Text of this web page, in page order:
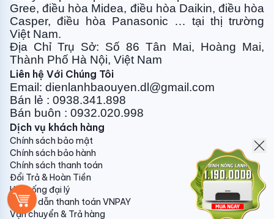
THIẾT KẾ ĐƠN GIẢN SANG TRỌNG
Điều hòa TCL
treo tườngdòng KDS Series với thiết
kế nhỏ gọn dễ dàng lắp đặt ở điều kiện không gian
hẹp. Với những đường nét đơn giản và hài hòa mang
đến vẻ đẹp trẻ trung, hiện đại cho sản phẩm.
QUẠT GIÓ NHIỀU CẤP ĐỘ
Hệ thống quạt đảo gió cực mạnh, các cánh quạt dài
hơn, vận hành êm ái hơn với nhiều lựa chọn từ nhẹ nhất
đến cực mạnh (chưa bao gồm chế độ Làm lạnh nhanh
Turbo).
GAS R410A
R410A là loại gas thân thiện với môi trường, không
Gree, điều hòa Midea, điều hòa Daikin, điều hòa
Casper, điều hòa Panasonic … tại thị trường
Việt Nam.
Địa Chỉ Trụ Sở: Số 86 Tân Mai, Hoàng Mai,
Thành Phố Hà Nội, Việt Nam
Liên hệ Với Chúng Tôi
Email: dienlanhbaouyen.dl@gmail.com
Bán lẻ : 0938.341.898
Bán buôn : 0932.020.998
Dịch vụ khách hàng
Chính sách bảo mật
Chính sách bảo hành
Chính sách thanh toán
Đổi Trả & Hoàn Tiền
Hệ thống đại lý
Hướng dẫn thanh toán VNPAY
Vận chuyển & Trả hàng